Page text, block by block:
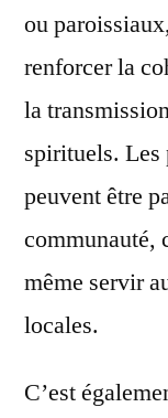
ou
renforcer la
la
spirituels. Les
peuvent être
communauté,
même servir
locales.
C’est